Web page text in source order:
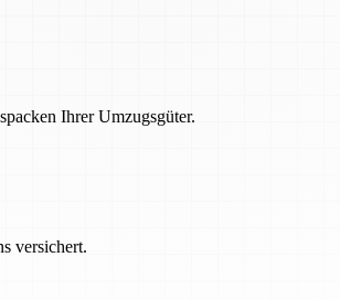
Ihrer Umzugsgüter.
versichert.